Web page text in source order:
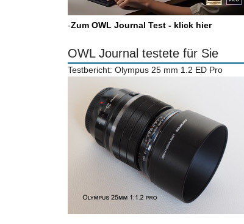
-Zum OWL Journal Test - klick hier
OWL Journal testete für Sie
Testbericht: Olympus 25 mm 1.2 ED Pro